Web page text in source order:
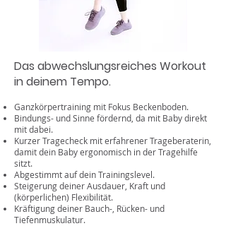
Das abwechslungsreiches Workout
in deinem Tempo.
Ganzkörpertraining mit Fokus Beckenboden.
Bindungs- und Sinne fördernd, da mit Baby direkt
mit dabei.
Kurzer Tragecheck mit erfahrener Trageberaterin,
damit dein Baby ergonomisch in der Tragehilfe
sitzt.
Abgestimmt auf dein Trainingslevel.
Steigerung deiner Ausdauer, Kraft und
(körperlichen) Flexibilität.
Kräftigung deiner Bauch-, Rücken- und
Tiefenmuskulatur.